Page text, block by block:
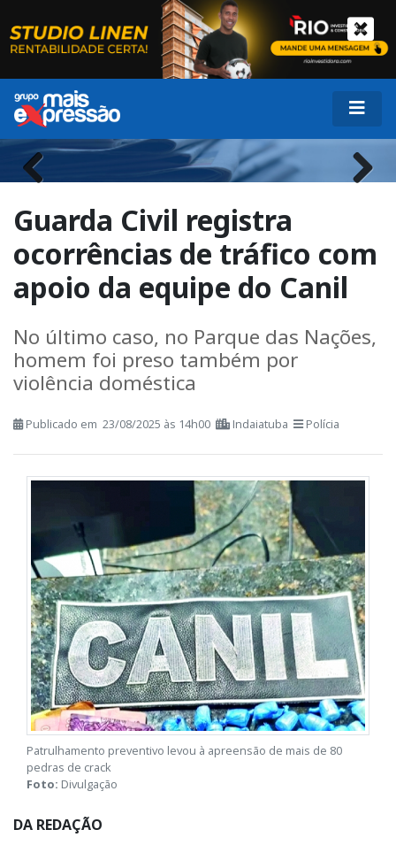
Previous
Guarda Civil registra
ocorrências de tráfico com
apoio da equipe do Canil
No último caso, no Parque das Nações,
homem foi preso também por
violência doméstica
Patrulhamento preventivo levou à apreensão de mais de 80
pedras de crack
DA REDAÇÃO